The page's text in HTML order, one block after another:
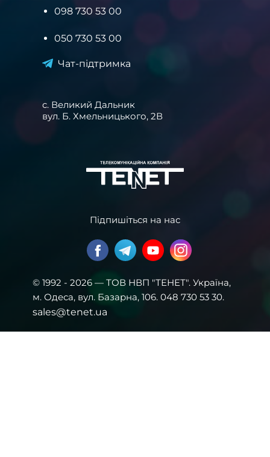
098 730 53 00
050 730 53 00
Чат-підтримка
c. Великий Дальник
вул. Б. Хмельницького, 2В
Підпишіться на нас
© 1992 - 2026 — ТОВ НВП "ТЕНЕТ". Українa,
м. Одеса, вул. Базарна, 106. 048 730 53 30.
sales@tenet.ua